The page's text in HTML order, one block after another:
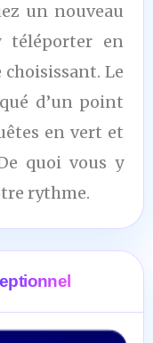
un nouveau
téléporter en
Le
d’un point
en vert et
quoi vous y
rythme.